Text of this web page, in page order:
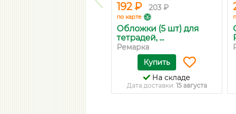
192 ₽ 203 ₽
по карте
Обложки (5 шт) для
тетрадей, ...
Ремарка
Купить
На складе
Дата доставки: 15 августа